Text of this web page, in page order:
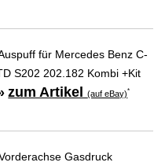
für Mercedes Benz C-
S202 202.182 Kombi +Kit
zum Artikel(auf eBay)*
Gasdruck